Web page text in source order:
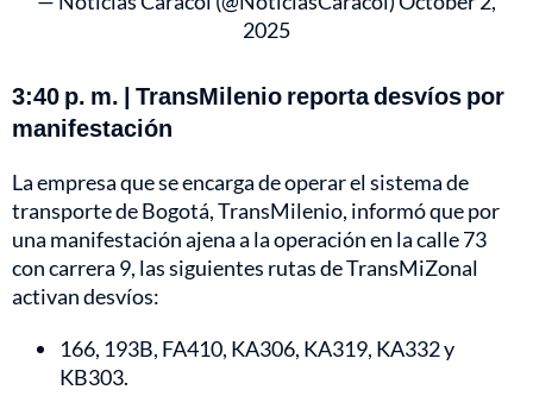
2025
3:40 p. m. | TransMilenio reporta desvíos por
manifestación
La empresa que se encarga de operar el sistema de
transporte de Bogotá, TransMilenio, informó que por
una manifestación ajena a la operación en la calle 73
con carrera 9, las siguientes rutas de TransMiZonal
activan desvíos:
166, 193B, FA410, KA306, KA319, KA332 y
KB303.